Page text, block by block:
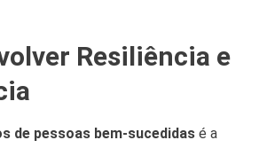
Resiliência e
de pessoas bem-sucedidasé a